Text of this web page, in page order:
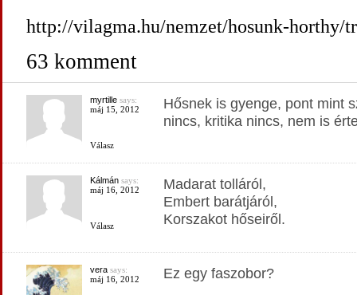
http://vilagma.hu/nemzet/hosunk-horthy/
63 komment
myrtillesays:
máj 15, 2012
Válasz
Hősnek is gyenge, pont mint
nincs, kritika nincs, nem is
Kálmánsays:
máj 16, 2012
Válasz
Madarat tolláról,
Embert barátjáról,
Korszakot hőseiről.
verasays:
máj 16, 2012
Ez egy faszobor?